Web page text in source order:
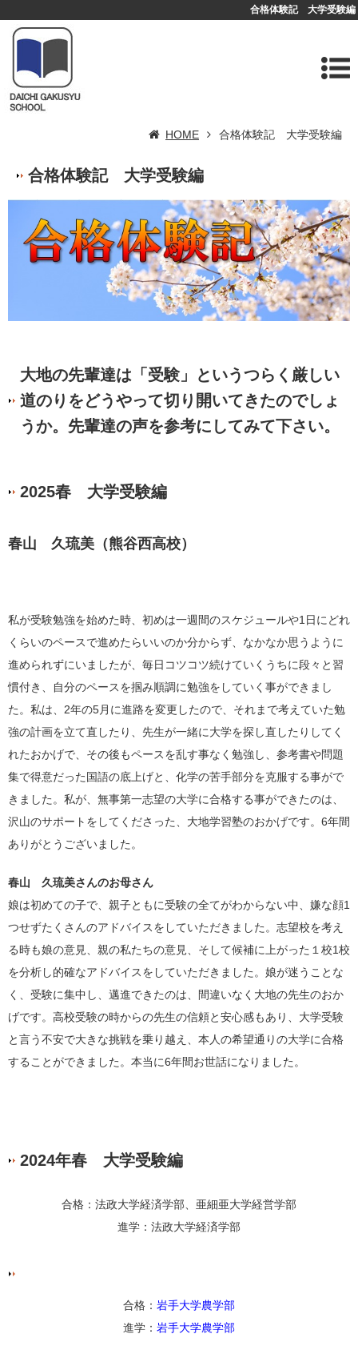
合格体験記 大学受験編
HOME 合格体験記 大学受験編
合格体験記 大学受験編
大地の先輩達は「受験」というつらく厳しい
道のりをどうやって切り開いてきたのでしょ
うか。先輩達の声を参考にしてみて下さい。
2025春 大学受験編
春山 久琉美（熊谷西高校）
私が受験勉強を始めた時、初めは一週間のスケジュールや1 日にどれ
くらいのペースで進めたらいいのか分からず、なかなか思うように
進められずにいましたが、毎日コツコツ続けていくうちに段々と習
慣付き、自分のペースを掴み順調に勉強をしていく事ができまし
た。私は、 2年の5月に進路を変更したので、それまで考えていた勉
強の計画を立て直したり、先生が一緒に大学を探し直したりしてく
れたおかげで、その後もペースを乱す事なく勉強し、参考書や問題
集で得意だった国語の底上げと、化学の苦手部分を克服する事がで
きました。私が、無事第一志望の大学に合格する事ができたのは、
沢山のサポートをしてくださった、大地学習塾のおかげです。 6年間
ありがとうございました。
春山 久琉美さんのお母さん
娘は初めての子で、親子ともに受験の全てがわからない中、嫌な顔1
つせずたくさんのアドバイスをしていただきました。志望校を考え
る時も娘の意見、親の私たちの意見、そして候補に上がった１校1校
を分析し的確なアドバイスをしていただきました。娘が迷うことな
く、受験に集中し、邁進できたのは、間違いなく大地の先生のおか
げです。高校受験の時からの先生の信頼と安心感もあり、大学受験
と言う不安で大きな挑戦を乗り越え、本人の希望通りの大学に合格
することができました。本当に6年間お世話になりました。
2024年春 大学受験編
合格：法政大学経済学部、亜細亜大学経営学部
進学：法政大学経済学部
合格： 岩手大学農学部
進学： 岩手大学農学部